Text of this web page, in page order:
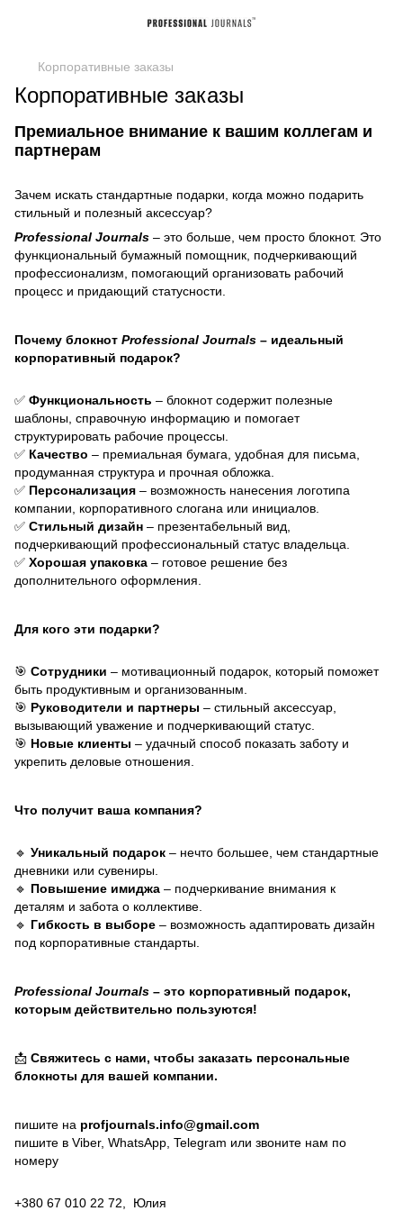
Корпоративные заказы
Корпоративные заказы
Премиальное внимание к вашим коллегам и
партнерам
Зачем искать стандартные подарки, когда можно подарить
стильный и полезный аксессуар?
Professional Journals – это больше, чем просто блокнот. Это
функциональный бумажный помощник, подчеркивающий
профессионализм, помогающий организовать рабочий
процесс и придающий статусности.
Почему блокнот Professional Journals – идеальный
корпоративный подарок?
✅ Функциональность – блокнот содержит полезные
шаблоны, справочную информацию и помогает
структурировать рабочие процессы.
✅ Качество – премиальная бумага, удобная для письма,
продуманная структура и прочная обложка.
✅ Персонализация – возможность нанесения логотипа
компании, корпоративного слогана или инициалов.
✅ Стильный дизайн – презентабельный вид,
подчеркивающий профессиональный статус владельца.
✅ Хорошая упаковка – готовое решение без
дополнительного оформления.
Для кого эти подарки?
🎯 Сотрудники – мотивационный подарок, который поможет
быть продуктивным и организованным.
🎯 Руководители и партнеры – стильный аксессуар,
вызывающий уважение и подчеркивающий статус.
🎯 Новые клиенты – удачный способ показать заботу и
укрепить деловые отношения.
Что получит ваша компания?
🔹 Уникальный подарок – нечто большее, чем стандартные
дневники или сувениры.
🔹 Повышение имиджа – подчеркивание внимания к
деталям и забота о коллективе.
🔹 Гибкость в выборе – возможность адаптировать дизайн
под корпоративные стандарты.
Professional Journals – это корпоративный подарок,
которым действительно пользуются!
📩 Свяжитесь с нами, чтобы заказать персональные
блокноты для вашей компании.
пишите на profjournals.info@gmail.com
пишите в Viber, WhatsApp, Telegram или звоните нам по
номеру
+380 67 010 22 72, Юлия